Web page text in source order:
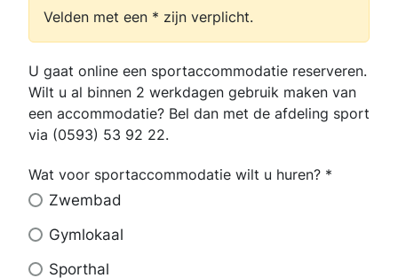
Velden met een * zijn verplicht.
U gaat online een sportaccommodatie reserveren.
Wilt u al binnen 2 werkdagen gebruik maken van
een accommodatie? Bel dan met de afdeling sport
via (0593) 53 92 22.
Wat
voor
wilt
u
huren?
Wat voor sportaccommodatie wilt u huren? *
Zwembad
Gymlokaal
Sporthal